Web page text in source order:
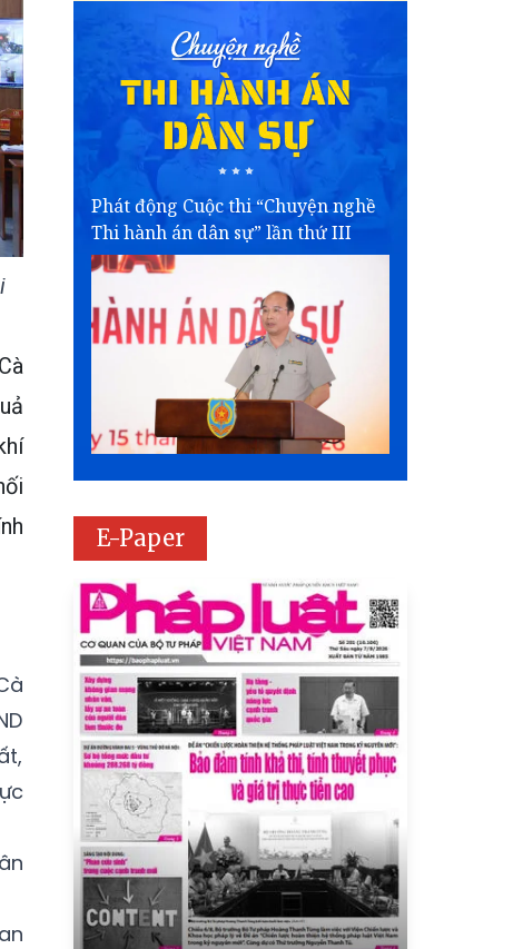
Phát động Cuộc thi “Chuyện nghề
Thi hành án dân sự” lần thứ III
E-Paper